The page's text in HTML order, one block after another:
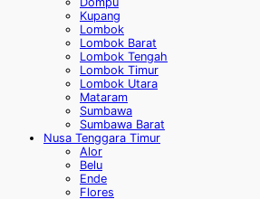
Kupang
Lombok
Lombok Barat
Lombok Tengah
Lombok Timur
Lombok Utara
Mataram
Sumbawa
Sumbawa Barat
Nusa Tenggara Timur
Alor
Belu
Ende
Flores